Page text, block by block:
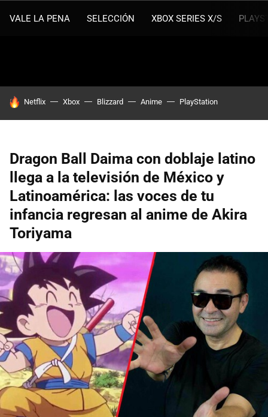
VALE LA PENA SELECCIÓN XBOX SERIES X/S
HOY SE HABLA DE
Netflix Xbox Blizzard Anime PlayStation
Dragon Ball Daima con doblaje latino
llega a la televisión de México y
Latinoamérica: las voces de tu
infancia regresan al anime de Akira
Toriyama